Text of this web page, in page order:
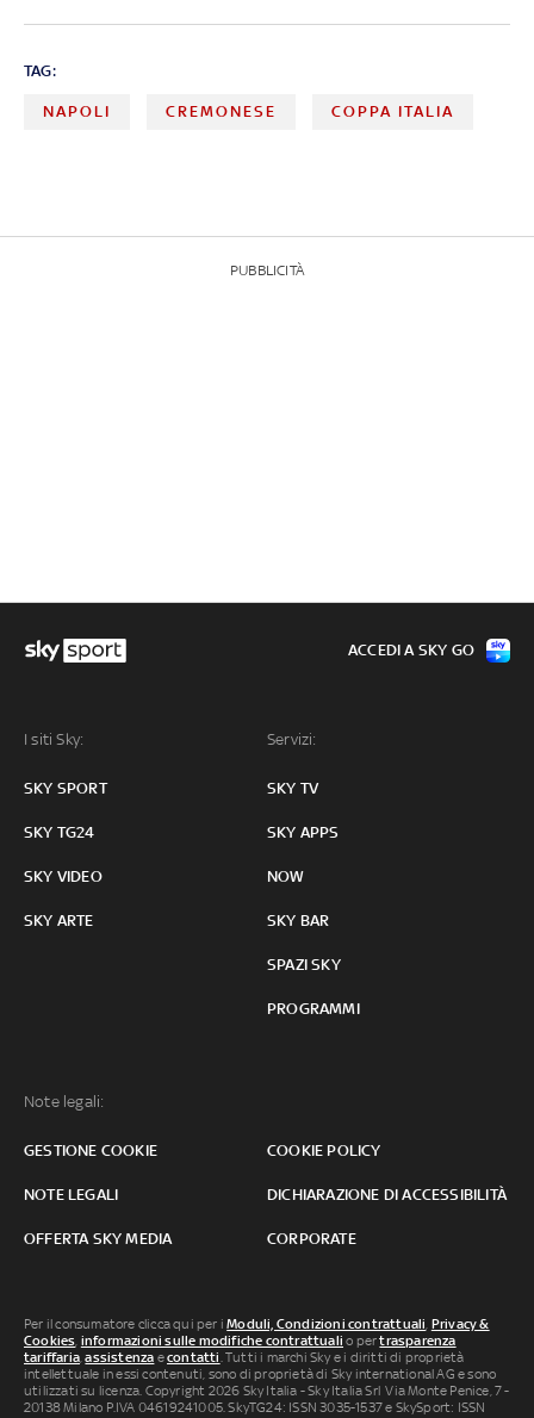
TAG:
NAPOLI CREMONESE COPPA ITALIA
PUBBLICITÀ
I siti Sky:
SKY SPORT
SKY TG24
SKY VIDEO
SKY ARTE
Servizi:
SKY TV
SKY APPS
NOW
SKY BAR
SPAZI SKY
PROGRAMMI
Note legali:
GESTIONE COOKIE COOKIE POLICY
NOTE LEGALI DICHIARAZIONE DI ACCESSIBILITÀ
OFFERTA SKY MEDIA CORPORATE
ACCEDI A SKY GO
Per il consumatore clicca qui per iModuli, Condizioni contrattuali, Privacy &
Cookies, informazioni sulle modifiche contrattuali o pertrasparenza
tariffaria,assistenza econtatti. Tutti i marchi Sky e i diritti di proprietà
intellettuale in essi contenuti, sono di proprietà di Sky international AG e sono
utilizzati su licenza. Copyright 2026 Sky Italia - Sky Italia Srl Via Monte Penice, 7 -
20138 Milano P.IVA 04619241005. SkyTG24: ISSN 3035-1537 e SkySport: ISSN